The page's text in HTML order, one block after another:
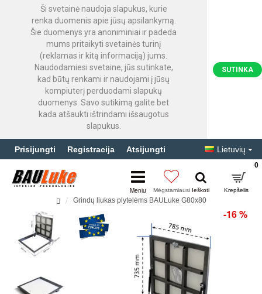
Ši svetainė naudoja slapukus, kurie
renka duomenis apie jūsų apsilankymą.
Šie duomenys yra anoniminiai ir padeda
mums pritaikyti svetainės turinį
(reklamas ir kitą informaciją) jums.
Naudodamiesi svetaine, jūs sutinkate,
kad būtų renkami ir naudojami į jūsų
kompiuterį perduodami slapukų
duomenys. Savo sutikimą galite bet
kada atšaukti ištrindami išsaugotus
slapukus.
SUTINKA
Prisijungti Registracija Atsijungti Lietuvių
0
Grindų liukas plytelėms BAULuke G80x80
-16 %